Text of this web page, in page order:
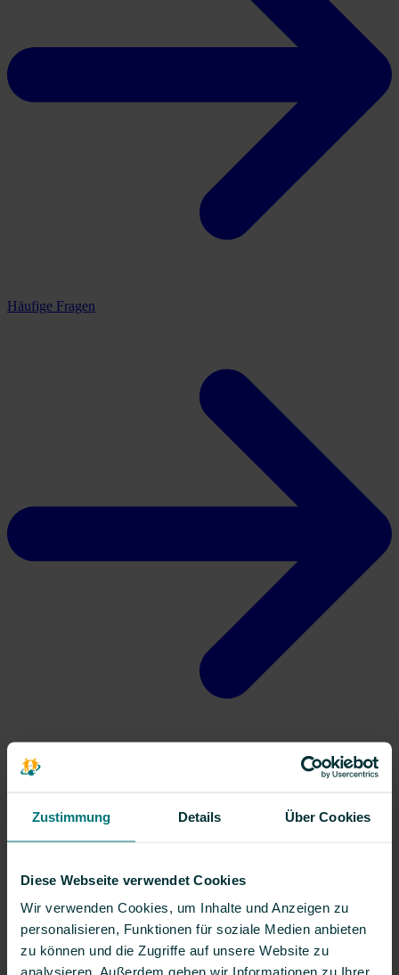
Zustimmung Details Über Cookies
Diese Webseite verwendet Cookies
Wir verwenden Cookies, um Inhalte und Anzeigen zu
personalisieren, Funktionen für soziale Medien anbieten
zu können und die Zugriffe auf unsere Website zu
analysieren. Außerdem geben wir Informationen zu Ihrer
Häufige Fragen
Kontakt